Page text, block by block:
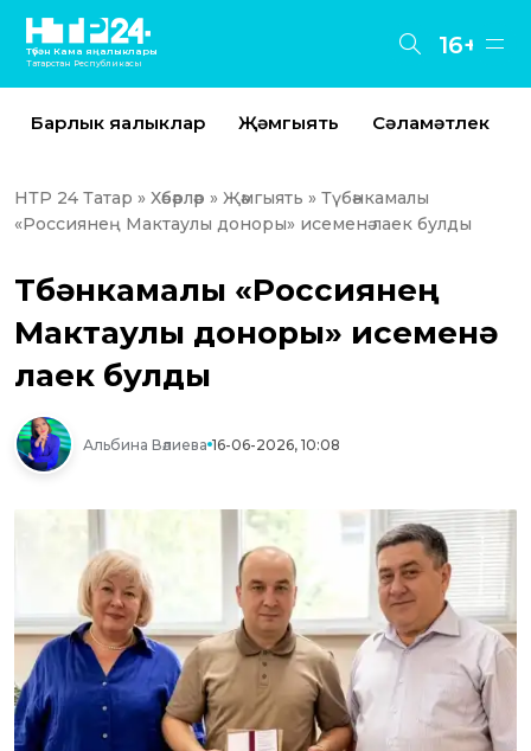
Түбән Кама яңалыклары
Татарстан Республикасы
16+
Барлык яңалыклар Җәмгыять Сәламәтлек
НТР 24 Татар » Хәбәрләр » Җәмгыять » Түбәнкамалы
«Россиянең Мактаулы доноры» исеменә лаек булды
Түбәнкамалы «Россиянең
Мактаулы доноры» исеменә
лаек булды
Альбина Вәлиева 16-06-2026, 10:08